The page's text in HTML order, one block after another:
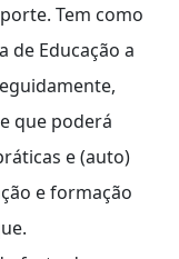
Tem como
Educação a
que poderá
e (auto)
e formação